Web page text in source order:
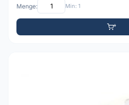
Menge: Min: 1